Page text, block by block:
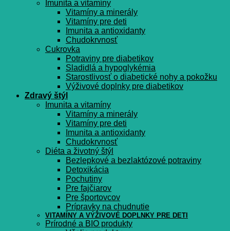
Imunita a vitamíny
Vitamíny a minerály
Vitamíny pre deti
Imunita a antioxidanty
Chudokrvnosť
Cukrovka
Potraviny pre diabetikov
Sladidlá a hypoglykémia
Starostlivosť o diabetické nohy a pokožku
Výživové doplnky pre diabetikov
Zdravý štýl
Imunita a vitamíny
Vitamíny a minerály
Vitamíny pre deti
Imunita a antioxidanty
Chudokrvnosť
Diéta a životný štýl
Bezlepkové a bezlaktózové potraviny
Detoxikácia
Pochutiny
Pre fajčiarov
Pre športovcov
Prípravky na chudnutie
VITAMÍNY A VÝŽIVOVÉ DOPLNKY PRE DETI
Prírodné a BIO produkty